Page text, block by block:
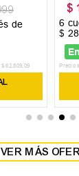
de
$ 62.809,09
$
6
$ 28
Precio
VER MÁS